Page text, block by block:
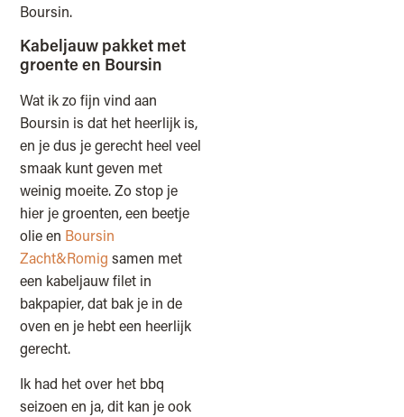
Boursin.
Kabeljauw pakket met
groente en Boursin
Wat ik zo fijn vind aan
Boursin is dat het heerlijk is,
en je dus je gerecht heel veel
smaak kunt geven met
weinig moeite. Zo stop je
hier je groenten, een beetje
olie en Boursin
Zacht&Romig samen met
een kabeljauw filet in
bakpapier, dat bak je in de
oven en je hebt een heerlijk
gerecht.
Ik had het over het bbq
seizoen en ja, dit kan je ook